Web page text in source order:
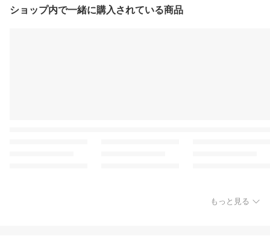
ショップ内で一緒に購入されている商品
もっと見る